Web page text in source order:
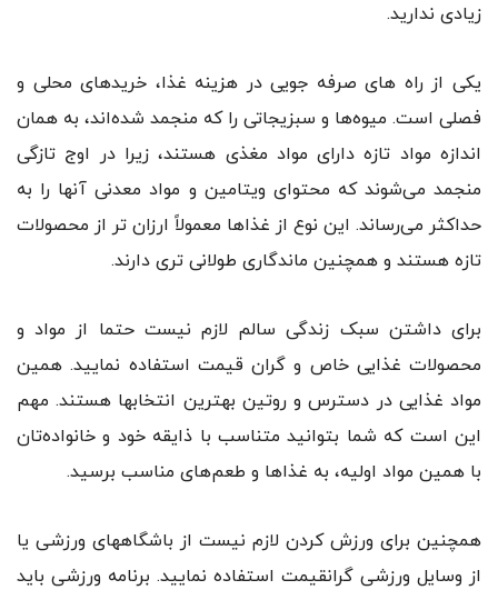
زیادی ندارید.
یکی از راه های صرفه جویی در هزینه غذا، خریدهای محلی و
فصلی است. میوه‌ها و سبزیجاتی را که منجمد شده‌اند، به همان
اندازه مواد تازه دارای مواد مغذی هستند، زیرا در اوج تازگی
منجمد می‌شوند که محتوای ویتامین و مواد معدنی آنها را به
حداکثر می‌رساند. این نوع از غذاها معمولاً ارزان تر از محصولات
تازه هستند و همچنین ماندگاری طولانی تری دارند.
برای داشتن سبک زندگی سالم لازم نیست حتما از مواد و
محصولات غذایی خاص و گران قیمت استفاده نمایید. همین
مواد غذایی در دسترس و روتین بهترین انتخابها هستند. مهم
این است که شما بتوانید متناسب با ذايقه خود و خانواده‌تان
با همین مواد اولیه، به غذاها و طعم‌های مناسب برسید.
همچنین برای ورزش کردن لازم نیست از باشگاههای ورزشی یا
از وسایل ورزشی گرانقیمت استفاده نمایید. برنامه ورزشی باید